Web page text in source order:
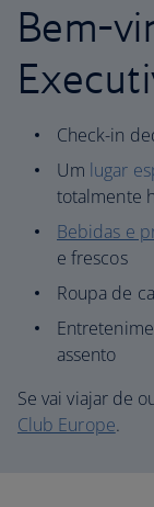
Bem-
Check-in
Um lugar
totalmente
Bebidas e
e frescos
Roupa de
assento
Se vai viajar de
Club Europe.